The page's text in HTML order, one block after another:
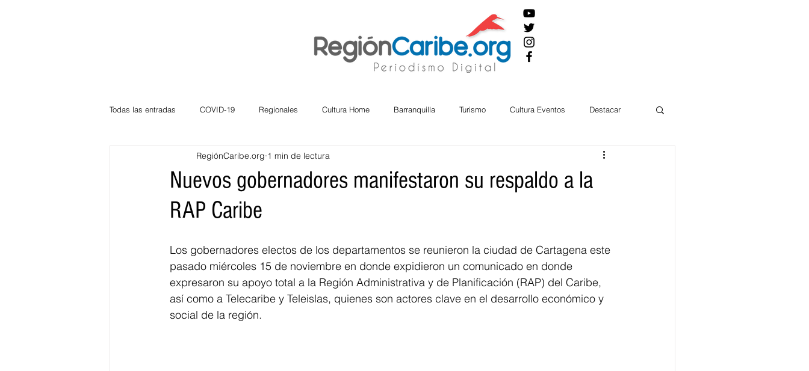
Todas las entradas COVID-19 Regionales Cultura Home Barranquilla Turismo Cultura Eventos Destacar
Atlántico La Guajira Cesar
Bloggeros Hermanos Mayores
Educación BID BIENESTAR AMBIENTAL AFRO
Nuevos gobernadores manifestaron su respaldo a la
RAP Caribe
RegiónCaribe.org 1 min de lectura
Los gobernadores electos de los departamentos se reunieron la ciudad de Cartagena este
pasado miércoles 15 de noviembre en donde expidieron un comunicado en donde
expresaron su apoyo total a la Región Administrativa y de Planificación (RAP) del Caribe,
así como a Telecaribe y Teleislas, quienes son actores clave en el desarrollo económico y
social de la región.